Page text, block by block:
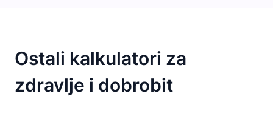
Ostali kalkulatori za
zdravlje i dobrobit